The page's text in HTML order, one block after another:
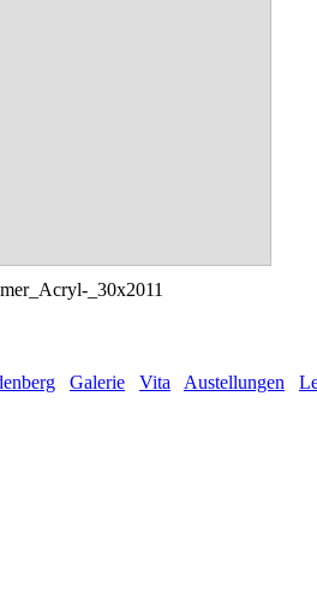
_30x2011
Galerie Vita Austellungen